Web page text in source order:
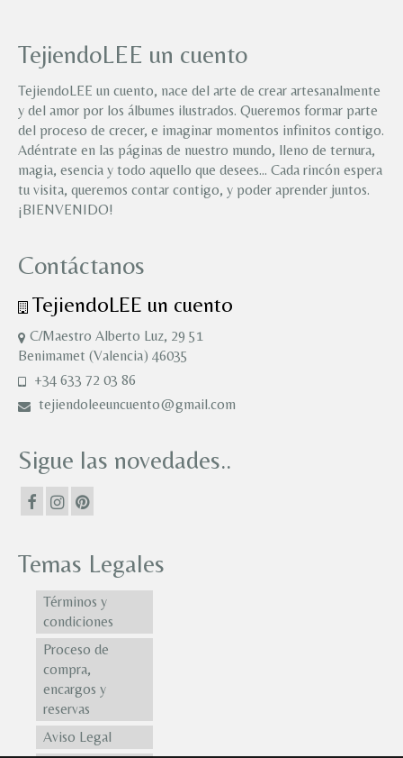
TejiendoLEE un cuento
TejiendoLEE un cuento, nace del arte de crear artesanalmente
y del amor por los álbumes ilustrados. Queremos formar parte
del proceso de crecer, e imaginar momentos infinitos contigo.
Adéntrate en las páginas de nuestro mundo, lleno de ternura,
magia, esencia y todo aquello que desees… Cada rincón espera
tu visita, queremos contar contigo, y poder aprender juntos.
¡BIENVENIDO!
Contáctanos
TejiendoLEE un cuento
C/Maestro Alberto Luz, 29 51
Benimamet (Valencia) 46035
+34 633 72 03 86
tejiendoleeuncuento@gmail.com
Sigue las novedades..
Temas Legales
Términos y
condiciones
Proceso de
compra,
encargos y
reservas
Aviso Legal